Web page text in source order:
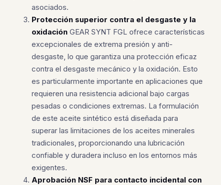
asociados.
Protección superior contra el desgaste y la
oxidación GEAR SYNT FGL ofrece características
excepcionales de extrema presión y anti-
desgaste, lo que garantiza una protección eficaz
contra el desgaste mecánico y la oxidación. Esto
es particularmente importante en aplicaciones que
requieren una resistencia adicional bajo cargas
pesadas o condiciones extremas. La formulación
de este aceite sintético está diseñada para
superar las limitaciones de los aceites minerales
tradicionales, proporcionando una lubricación
confiable y duradera incluso en los entornos más
exigentes.
Aprobación NSF para contacto incidental con